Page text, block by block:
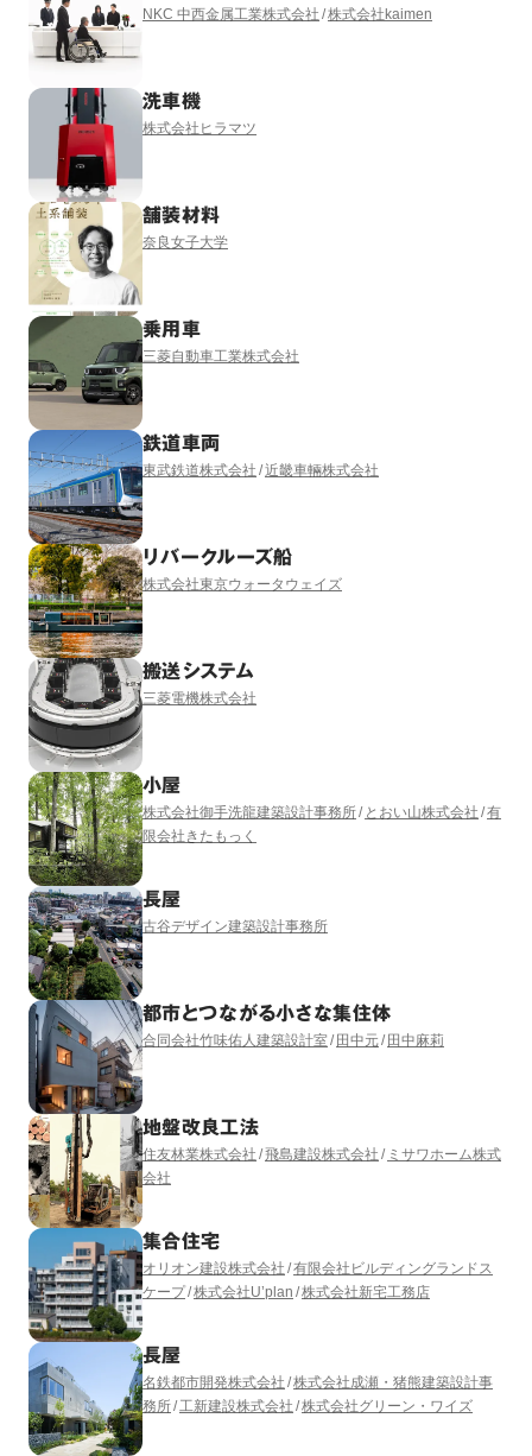
NKC 中西金属工業株式会社 株式会社kaimen
洗車機
株式会社ヒラマツ
舗装材料
奈良女子大学
乗用車
三菱自動車工業株式会社
鉄道車両
東武鉄道株式会社 近畿車輛株式会社
リバークルーズ船
株式会社東京ウォータウェイズ
搬送システム
三菱電機株式会社
小屋
株式会社御手洗龍建築設計事務所 とおい山株式会社 有
限会社きたもっく
長屋
古谷デザイン建築設計事務所
都市とつながる小さな集住体
合同会社竹味佑人建築設計室 田中元 田中麻莉
地盤改良工法
住友林業株式会社 飛島建設株式会社
ミサワホーム株式
会社
集合住宅
オリオン建設株式会社 有限会社ビルディングランドス
ケープ 株式会社U’plan 株式会社新宅工務店
長屋
名鉄都市開発株式会社 株式会社成瀬・猪熊建築設計事
務所 工新建設株式会社 株式会社グリーン・ワイズ